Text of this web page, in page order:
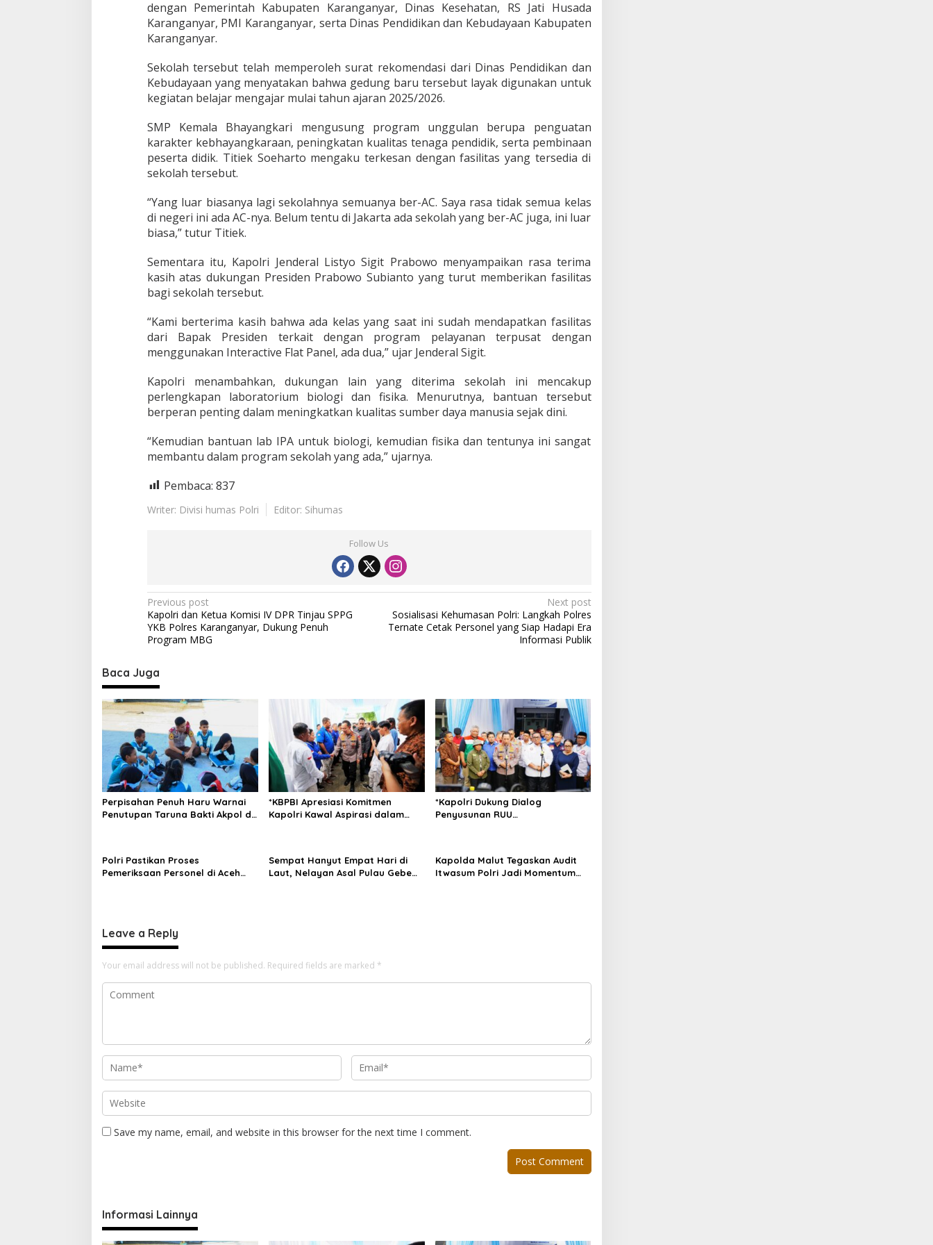
i
d
i
a
d
i
n
d
o
n
e
i
a
dengan Pemerintah Kabupaten Karanganyar, Dinas Kesehatan, RS Jati Husada
Karanganyar, PMI Karanganyar, serta Dinas Pendidikan dan Kebudayaan Kabupaten
Karanganyar.
Sekolah tersebut telah memperoleh surat rekomendasi dari Dinas Pendidikan dan
Kebudayaan yang menyatakan bahwa gedung baru tersebut layak digunakan untuk
kegiatan belajar mengajar mulai tahun ajaran 2025/2026.
SMP Kemala Bhayangkari mengusung program unggulan berupa penguatan
karakter kebhayangkaraan, peningkatan kualitas tenaga pendidik, serta pembinaan
peserta didik. Titiek Soeharto mengaku terkesan dengan fasilitas yang tersedia di
sekolah tersebut.
“Yang luar biasanya lagi sekolahnya semuanya ber-AC. Saya rasa tidak semua kelas
di negeri ini ada AC-nya. Belum tentu di Jakarta ada sekolah yang ber-AC juga, ini luar
biasa,” tutur Titiek.
Sementara itu, Kapolri Jenderal Listyo Sigit Prabowo menyampaikan rasa terima
kasih atas dukungan Presiden Prabowo Subianto yang turut memberikan fasilitas
bagi sekolah tersebut.
“Kami berterima kasih bahwa ada kelas yang saat ini sudah mendapatkan fasilitas
dari Bapak Presiden terkait dengan program pelayanan terpusat dengan
menggunakan Interactive Flat Panel, ada dua,” ujar Jenderal Sigit.
Kapolri menambahkan, dukungan lain yang diterima sekolah ini mencakup
perlengkapan laboratorium biologi dan fisika. Menurutnya, bantuan tersebut
berperan penting dalam meningkatkan kualitas sumber daya manusia sejak dini.
“Kemudian bantuan lab IPA untuk biologi, kemudian fisika dan tentunya ini sangat
membantu dalam program sekolah yang ada,” ujarnya.
Pembaca: 837
Writer: Divisi humas Polri Editor: Sihumas
Follow Us
P
o
s
n
a
v
i
g
a
t
i
n
Previous post
Kapolri dan Ketua Komisi IV DPR Tinjau SPPG
YKB Polres Karanganyar, Dukung Penuh
Program MBG
Next post
Sosialisasi Kehumasan Polri: Langkah Polres
Ternate Cetak Personel yang Siap Hadapi Era
Informasi Publik
Baca Juga
Perpisahan Penuh Haru Warnai
Penutupan Taruna Bakti Akpol di
*KBPBI Apresiasi Komitmen
Kapolri Kawal Aspirasi dalam
*Kapolri Dukung Dialog
Penyusunan RUU
Polri Pastikan Proses
Pemeriksaan Personel di Aceh
Sempat Hanyut Empat Hari di
Laut, Nelayan Asal Pulau Gebe
Kapolda Malut Tegaskan Audit
Itwasum Polri Jadi Momentum
Leave a Reply
Your email address will not be published. Required fields are marked *
Save my name, email, and website in this browser for the next time I comment.
Informasi Lainnya